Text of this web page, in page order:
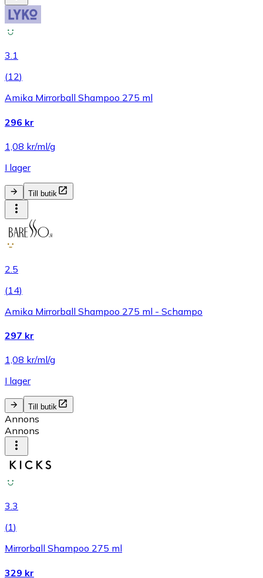
3.1
(12)
Amika Mirrorball Shampoo 275 ml
296 kr
1,08 kr/ml/g
I lager
Till butik
2.5
(14)
Amika Mirrorball Shampoo 275 ml - Schampo
297 kr
1,08 kr/ml/g
I lager
Till butik
Annons
Annons
3.3
(1)
Mirrorball Shampoo 275 ml
329 kr